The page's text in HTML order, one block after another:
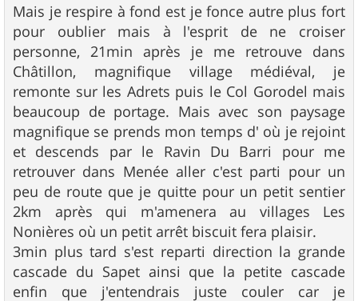
Mais je respire à fond est je fonce autre plus fort
pour oublier mais à l'esprit de ne croiser
personne, 21min après je me retrouve dans
Châtillon, magnifique village médiéval, je
remonte sur les Adrets puis le Col Gorodel mais
beaucoup de portage. Mais avec son paysage
magnifique se prends mon temps d' où je rejoint
et descends par le Ravin Du Barri pour me
retrouver dans Menée aller c'est parti pour un
peu de route que je quitte pour un petit sentier
2km après qui m'amenera au villages Les
Nonières où un petit arrêt biscuit fera plaisir.
3min plus tard s'est reparti direction la grande
cascade du Sapet ainsi que la petite cascade
enfin que j'entendrais juste couler car je